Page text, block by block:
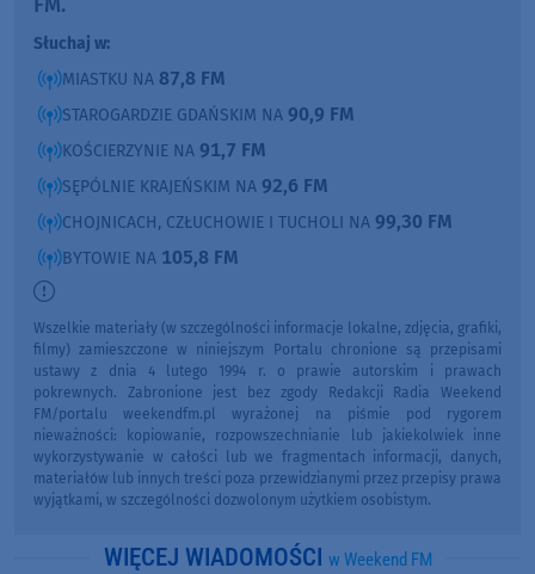
Słuchaj w:
MIASTKU NA 87,8 FM
STAROGARDZIE GDAŃSKIM NA 90,9 FM
KOŚCIERZYNIE NA 91,7 FM
SĘPÓLNIE KRAJEŃSKIM NA 92,6 FM
CHOJNICACH, CZŁUCHOWIE I TUCHOLI NA 99,30 FM
BYTOWIE NA 105,8 FM
Wszelkie materiały (w szczególności informacje lokalne, zdjęcia, grafiki,
filmy) zamieszczone w niniejszym Portalu chronione są przepisami
ustawy z dnia 4 lutego 1994 r. o prawie autorskim i prawach
pokrewnych. Zabronione jest bez zgody Redakcji Radia Weekend
FM/portalu weekendfm.pl wyrażonej na piśmie pod rygorem
nieważności: kopiowanie, rozpowszechnianie lub jakiekolwiek inne
wykorzystywanie w całości lub we fragmentach informacji, danych,
materiałów lub innych treści poza przewidzianymi przez przepisy prawa
wyjątkami, w szczególności dozwolonym użytkiem osobistym.
WIĘCEJ WIADOMOŚCI w Weekend FM